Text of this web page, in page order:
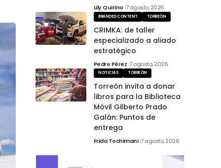
Lily Quirino 7 agosto, 2026
BRANDED CONTENT TORREÓN
CRIMKA: de taller
especializado a aliado
estratégico
Pedro Pérez 7 agosto, 2026
NOTICIAS TORREÓN
Torreón invita a donar
libros para la Biblioteca
Móvil Gilberto Prado
Galán: Puntos de
entrega
Frida Tochimani 7 agosto, 2026